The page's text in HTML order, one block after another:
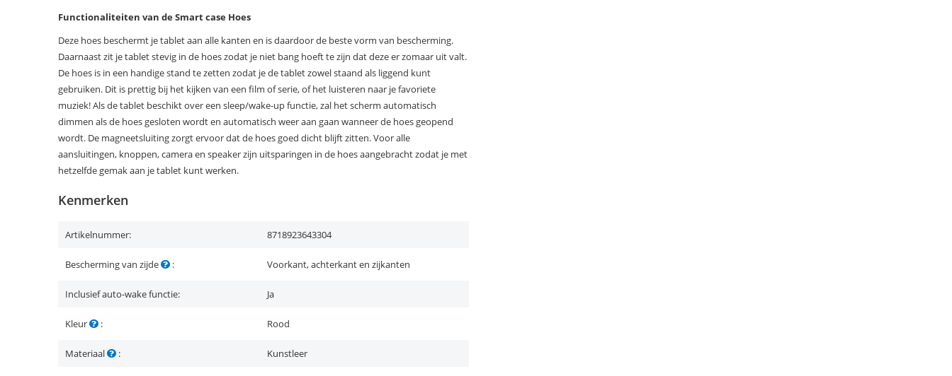
Functionaliteiten van de Smart case Hoes
Deze hoes beschermt je tablet aan alle kanten en is daardoor de beste vorm van bescherming.
Daarnaast zit je tablet stevig in de hoes zodat je niet bang hoeft te zijn dat deze er zomaar uit valt.
De hoes is in een handige stand te zetten zodat je de tablet zowel staand als liggend kunt
gebruiken. Dit is prettig bij het kijken van een film of serie, of het luisteren naar je favoriete
muziek! Als de tablet beschikt over een sleep/wake-up functie, zal het scherm automatisch
dimmen als de hoes gesloten wordt en automatisch weer aan gaan wanneer de hoes geopend
wordt. De magneetsluiting zorgt ervoor dat de hoes goed dicht blijft zitten. Voor alle
aansluitingen, knoppen, camera en speaker zijn uitsparingen in de hoes aangebracht zodat je met
hetzelfde gemak aan je tablet kunt werken.
Kenmerken
Artikelnummer: 8718923643304
Bescherming van zijde : Voorkant, achterkant en zijkanten
Inclusief auto-wake functie: Ja
Kleur : Rood
Materiaal : Kunstleer